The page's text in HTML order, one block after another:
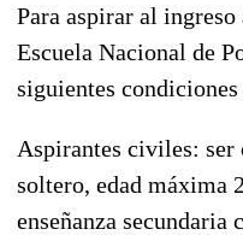
Para aspirar al ingreso
Escuela Nacional de
siguientes condiciones
Aspirantes civiles: ser
soltero, edad máxima
enseñanza secundaria